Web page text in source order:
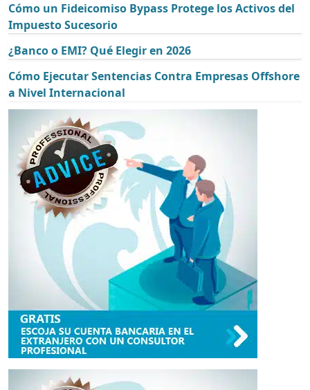
Cómo un Fideicomiso Bypass Protege los Activos del
Impuesto Sucesorio
¿Banco o EMI? Qué Elegir en 2026
Cómo Ejecutar Sentencias Contra Empresas Offshore
a Nivel Internacional